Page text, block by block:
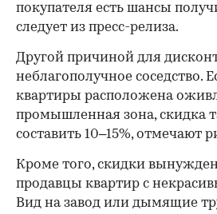
покупателя есть шансы
следует из пресс-релиза.
Другой причиной для
неблагополучное соседство.
квартиры расположена
промышленная зона, скидка
составить 10–15%, отмечают
Кроме того, скидки
продавцы квартир с
Вид на завод или дымящие